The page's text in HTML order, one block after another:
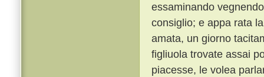
essaminando
consiglio; e appa rata
amata, un giorno
figliuola trovate assai
piacesse, le volea